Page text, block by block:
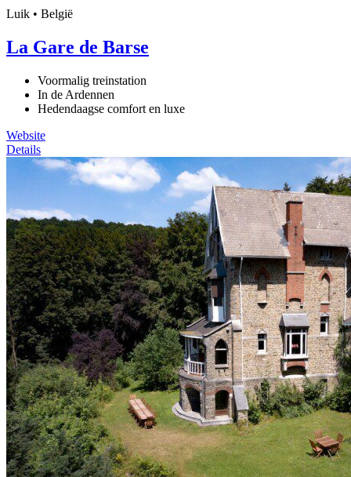
Luik • België
La Gare de Barse
Voormalig treinstation
In de Ardennen
Hedendaagse comfort en luxe
Website
Details